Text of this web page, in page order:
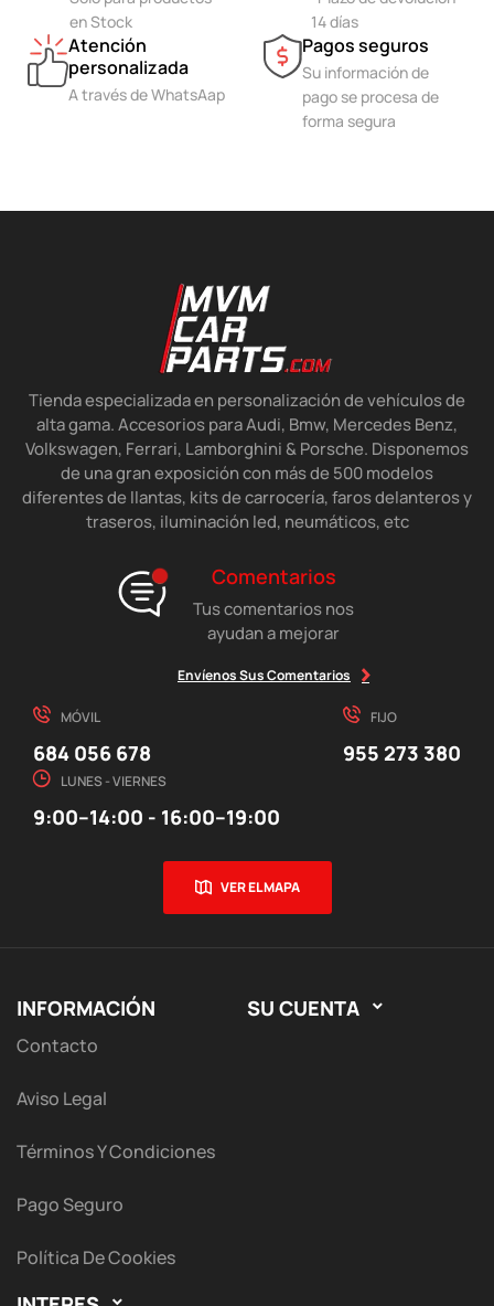
en Stock
14 días
Atención
personalizada
A través de WhatsAap
Pagos seguros
Su información de
pago se procesa de
forma segura
Tienda especializada en personalización de vehículos de
alta gama. Accesorios para Audi, Bmw, Mercedes Benz,
Volkswagen, Ferrari, Lamborghini & Porsche. Disponemos
de una gran exposición con más de 500 modelos
diferentes de llantas, kits de carrocería, faros delanteros y
traseros, iluminación led, neumáticos, etc
Comentarios
Tus comentarios nos
ayudan a mejorar
Envíenos Sus Comentarios
MÓVIL
684 056 678
FIJO
955 273 380
LUNES - VIERNES
9:00–14:00 - 16:00–19:00
VER EL MAPA
INFORMACIÓN
Contacto
Aviso Legal
Términos Y Condiciones
Pago Seguro
Política De Cookies
SU CUENTA 